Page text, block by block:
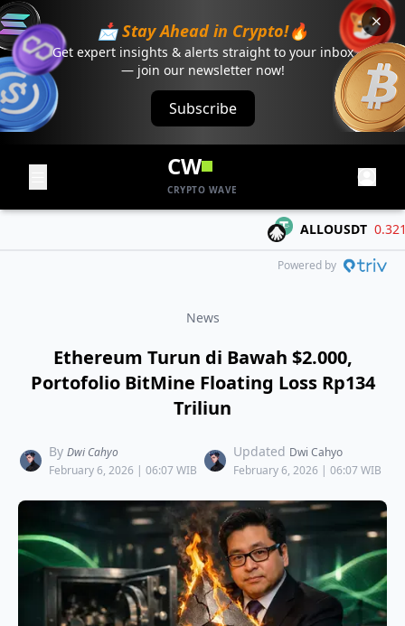
📩 Stay Ahead in Crypto!🔥
Get expert insights & alerts straight to your inbox
— join our newsletter now!
Subscribe
CW
CRYPTO WAVE
ALLOUSDT 0.3218
Powered by
News
Ethereum Turun di Bawah $2.000,
Portofolio BitMine Floating Loss Rp134
Triliun
By Dwi Cahyo
February 6, 2026 | 06:07 WIB
Updated Dwi Cahyo
February 6, 2026 | 06:07 WIB